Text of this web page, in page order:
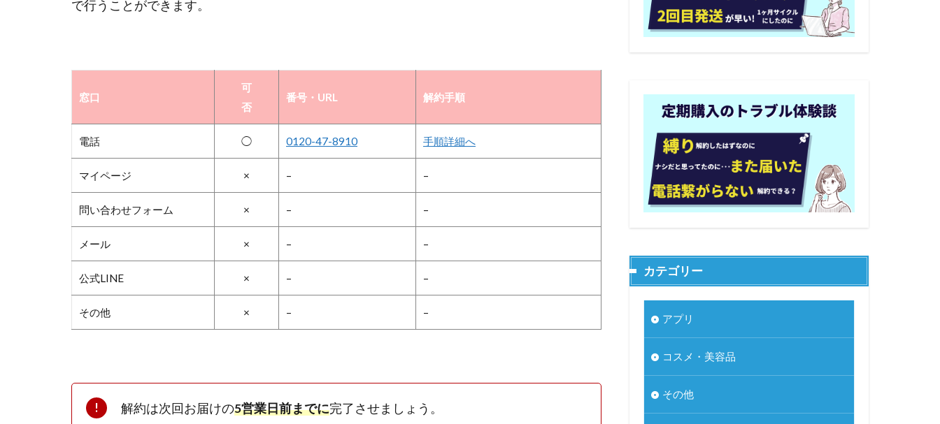
で行うことができます。
窓口
可
否
番号・URL 解約手順
電話 ◯ 0120-47-8910 手順詳細へ
マイページ × – –
問い合わせフォーム × – –
メール × – –
公式LINE × – –
その他 × – –
解約は次回お届けの5営業日前までに完了させましょう。
カテゴリー
アプリ
コスメ・美容品
その他